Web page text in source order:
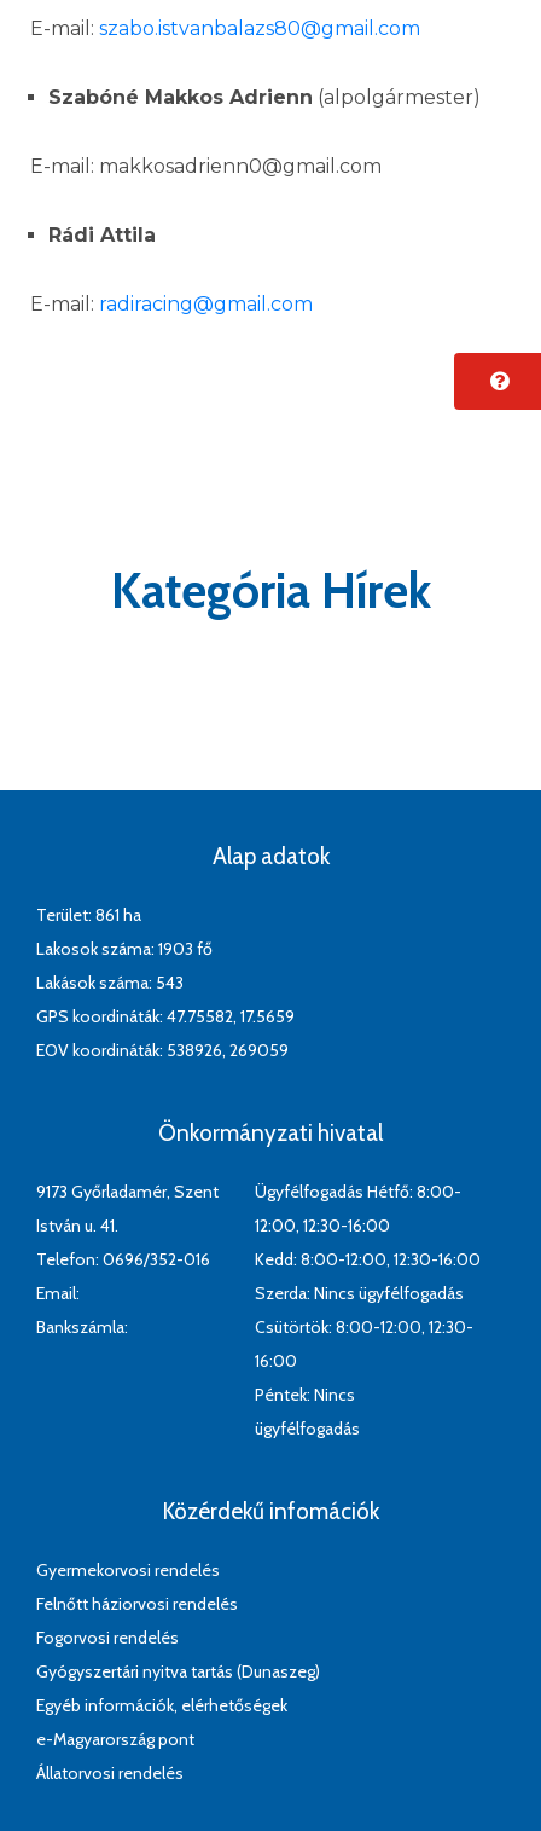
E-mail: szabo.istvanbalazs80@gmail.com
Szabóné Makkos Adrienn (alpolgármester)
E-mail: makkosadrienn0@gmail.com
Rádi Attila
E-mail: radiracing@gmail.com
Kategória Hírek
Alap adatok
Terület: 861 ha
Lakosok száma: 1903 fő
Lakások száma: 543
GPS koordináták: 47.75582, 17.5659
EOV koordináták: 538926, 269059
Önkormányzati hivatal
9173 Győrladamér, Szent
István u. 41.
Telefon: 0696/352-016
Email:
Bankszámla:
Ügyfélfogadás Hétfő: 8:00-
12:00, 12:30-16:00
Kedd: 8:00-12:00, 12:30-16:00
Szerda: Nincs ügyfélfogadás
Csütörtök: 8:00-12:00, 12:30-
16:00
Péntek: Nincs
ügyfélfogadás
Közérdekű infomációk
Gyermekorvosi rendelés
Felnőtt háziorvosi rendelés
Fogorvosi rendelés
Gyógyszertári nyitva tartás (Dunaszeg)
Egyéb információk, elérhetőségek
e-Magyarország pont
Állatorvosi rendelés